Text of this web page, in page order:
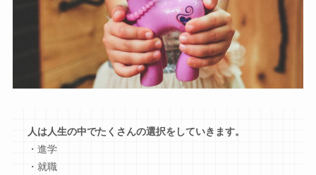
人は人生の中でたくさんの選択をしていきます。
・進学
・就職